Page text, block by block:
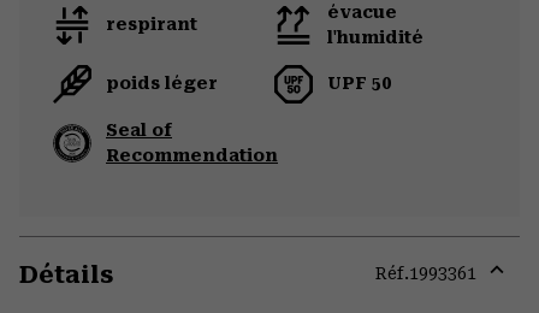
respirant
évacue
l'humidité
poids léger UPF 50
Seal of
Recommendation
Détails Réf.1993361